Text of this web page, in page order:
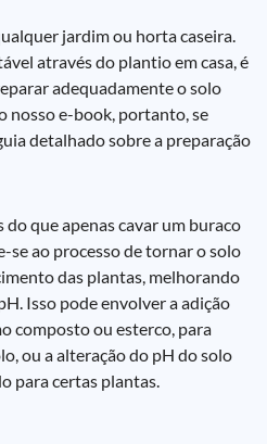
jardim ou horta caseira.
através do plantio em casa, é
adequadamente o solo
nosso e-book, portanto, se
detalhado sobre a preparação
que apenas cavar um buraco
se ao processo de tornar o solo
das plantas, melhorando
Isso pode envolver a adição
composto ou esterco, para
ou a alteração do pH do solo
para certas plantas.